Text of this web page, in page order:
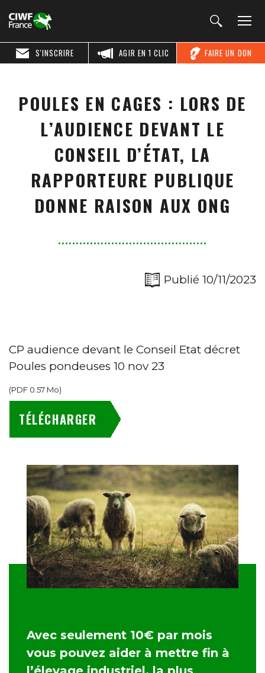
FAIRE UN DON
AGIR EN 1 CLIC
S'INSCRIRE
POULES EN CAGES : LORS DE
L’AUDIENCE DEVANT LE
CONSEIL D’ÉTAT, LA
RAPPORTEURE PUBLIQUE
DONNE RAISON AUX ONG
Publié 10/11/2023
CP audience devant le Conseil Etat décret
Poules pondeuses 10 nov 23
(PDF 0.57 Mo)
TÉLÉCHARGER
Avec seulement 10€ par mois
vous pouvez aider à mettre fin à